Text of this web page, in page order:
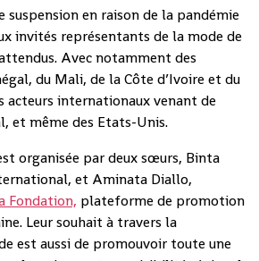
suspension en raison de la pandémie
invités représentants de la mode de
Avec notamment des
du Mali, de la Côte d’Ivoire et du
acteurs internationaux venant de
et même des Etats-Unis.
organisée par deux sœurs, Binta
et Aminata Diallo,
Fondation, plateforme de promotion
Leur souhait à travers la
est aussi de promouvoir toute une